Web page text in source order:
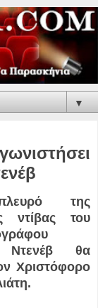
▼
της
ντίβας του
Ντενέβ θα
Χριστόφορο